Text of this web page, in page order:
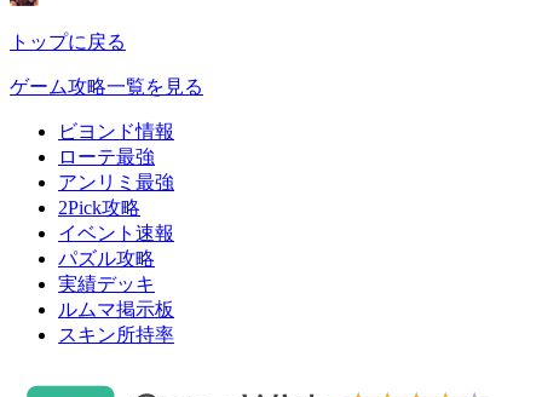
トップに戻る
ゲーム攻略一覧を見る
ビヨンド情報
ローテ最強
アンリミ最強
2Pick攻略
イベント速報
パズル攻略
実績デッキ
ルムマ掲示板
スキン所持率